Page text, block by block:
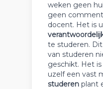
weken geen
geen
docent. Het is
te studeren.
van studeren
geschikt. Het
uzelf een vast
studeren plant